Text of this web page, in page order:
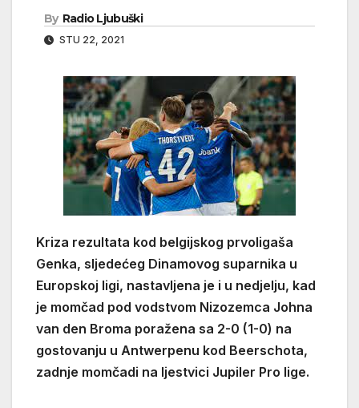
By Radio Ljubuški
STU 22, 2021
Kriza rezultata kod belgijskog prvoligaša
Genka, sljedećeg Dinamovog suparnika u
Europskoj ligi, nastavljena je i u nedjelju, kad
je momčad pod vodstvom Nizozemca Johna
van den Broma poražena sa 2-0 (1-0) na
gostovanju u Antwerpenu kod Beerschota,
zadnje momčadi na ljestvici Jupiler Pro lige.